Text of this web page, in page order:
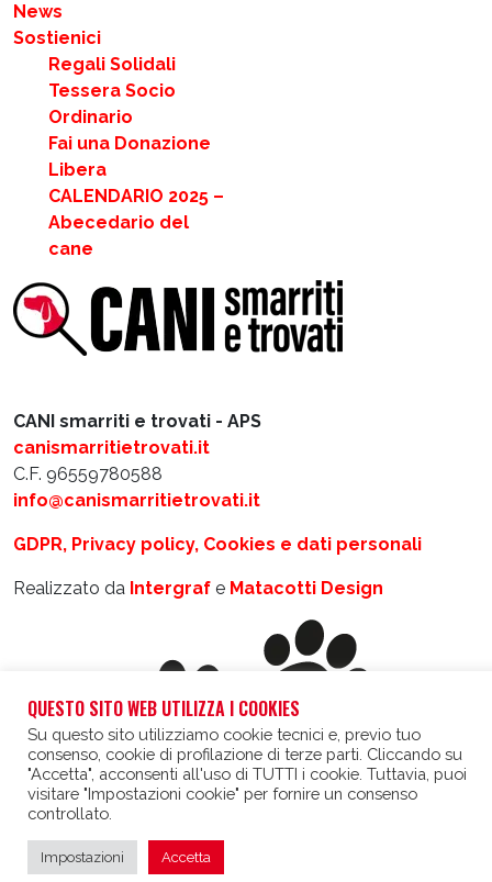
CANI smarriti e trovati - APS
canismarritietrovati.it
C.F. 96559780588
info@canismarritietrovati.it
GDPR, Privacy policy, Cookies e dati personali
Realizzato da Intergraf e Matacotti Design
News
Sostienici
Regali Solidali
Tessera Socio
Ordinario
Fai una Donazione
Libera
CALENDARIO 2025 –
Abecedario del
cane
QUESTO SITO WEB UTILIZZA I COOKIES
Su questo sito utilizziamo cookie tecnici e, previo tuo
consenso, cookie di profilazione di terze parti. Cliccando su
"Accetta", acconsenti all'uso di TUTTI i cookie. Tuttavia, puoi
visitare "Impostazioni cookie" per fornire un consenso
controllato.
Impostazioni Accetta